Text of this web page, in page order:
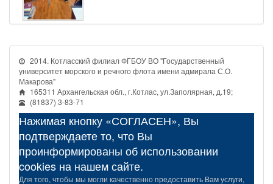
2014. Котласский филиал ФГБОУ ВО "Государственный
университет морского и речного флота имени адмирала С.О.
Макарова"
165311 Архангельская обл., г.Котлас, ул.Заполярная, д.19;
(81837) 3-83-71
Нажимая кнопку «СОГЛАСЕН», Вы
подтверждаете то, что Вы
проинформированы об использовании
cookies на нашем сайте.
Для того, чтобы мы могли качественно предоставить Вам услуги,